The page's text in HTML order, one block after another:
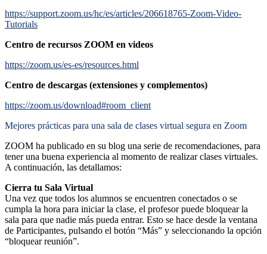
https://support.zoom.us/hc/es/articles/206618765-Zoom-Video-
Tutorials
Centro de recursos ZOOM en videos
https://zoom.us/es-es/resources.html
Centro de descargas (extensiones y complementos)
https://zoom.us/download#room_client
Mejores prácticas para una sala de clases virtual segura en Zoom
ZOOM ha publicado en su blog una serie de recomendaciones, para
tener una buena experiencia al momento de realizar clases virtuales.
A continuación, las detallamos:
Cierra tu Sala Virtual
Una vez que todos los alumnos se encuentren conectados o se
cumpla la hora para iniciar la clase, el profesor puede bloquear la
sala para que nadie más pueda entrar. Esto se hace desde la ventana
de Participantes, pulsando el botón “Más” y seleccionando la opción
“bloquear reunión”.